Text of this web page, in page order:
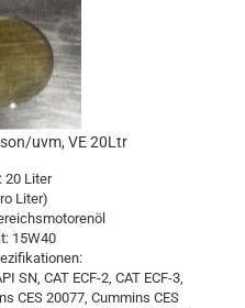
uvm, VE 20Ltr
20 Liter
Liter)
15W40
SN, CAT ECF-2, CAT ECF-3,
CES 20077, Cummins CES